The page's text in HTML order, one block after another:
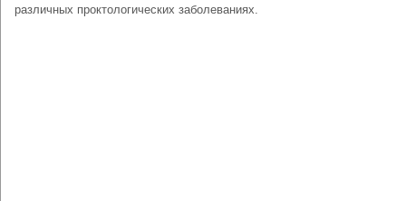
различных проктологических заболеваниях.